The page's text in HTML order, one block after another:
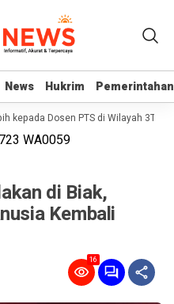
News Hukrim Pemerintahan
News Hukrim Pemerintahan
Dosen PTS di Wilayah 3T
di Biak,
Kembali
16